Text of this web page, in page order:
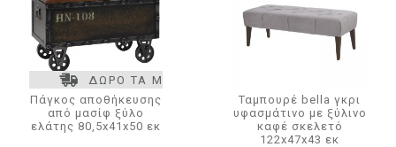
ΔΩΡΟ ΤΑ ΜΕΤΑΦΟΡΙΚΑ
Πάγκος αποθήκευσης
από μασίφ ξύλο
ελάτης 80,5x41x50 εκ
Ταμπουρέ bella γκρι
υφασμάτινο με ξύλινο
καφέ σκελετό
122x47x43 εκ